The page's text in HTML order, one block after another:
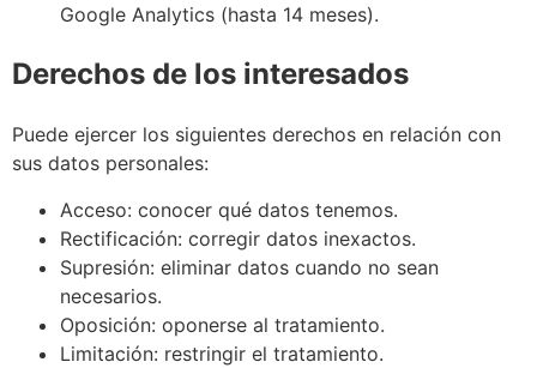
Google Analytics (hasta 14 meses).
Derechos de los interesados
Puede ejercer los siguientes derechos en relación con
sus datos personales:
Acceso: conocer qué datos tenemos.
Rectificación: corregir datos inexactos.
Supresión: eliminar datos cuando no sean
necesarios.
Oposición: oponerse al tratamiento.
Limitación: restringir el tratamiento.